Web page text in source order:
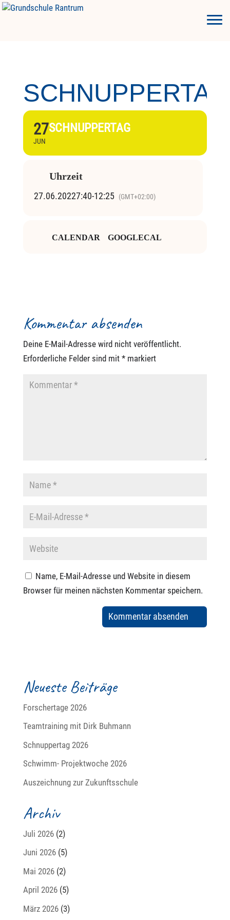
SCHNUPPERTAG
27
JUN
SCHNUPPERTAG
Uhrzeit
27.06.20227:40-12:25 (GMT+02:00)
CALENDAR GOOGLECAL
Kommentar absenden
Deine E-Mail-Adresse wird nicht veröffentlicht.
Erforderliche Felder sind mit *markiert
Name, E-Mail-Adresse und Website in diesem
Browser für meinen nächsten Kommentar speichern.
Neueste Beiträge
Forschertage 2026
Teamtraining mit Dirk Buhmann
Schnuppertag 2026
Schwimm- Projektwoche 2026
Auszeichnung zur Zukunftsschule
Archiv
Juli 2026(2)
Juni 2026(5)
Mai 2026(2)
April 2026(5)
März 2026(3)